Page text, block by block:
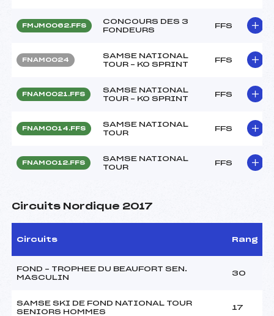
FMJM0062.FFS
CONCOURS DES 3
FONDEURS
FFS
FNAM0024
SAMSE NATIONAL
TOUR – KO SPRINT
FFS
FNAM0021.FFS
SAMSE NATIONAL
TOUR – KO SPRINT
FFS
FNAM0014.FFS
SAMSE NATIONAL
TOUR
FFS
FNAM0012.FFS
SAMSE NATIONAL
TOUR
FFS
Circuits Nordique 2017
Circuits Rang
FOND – TROPHEE DU BEAUFORT SEN.
MASCULIN
30
SAMSE SKI DE FOND NATIONAL TOUR
SENIORS HOMMES
17